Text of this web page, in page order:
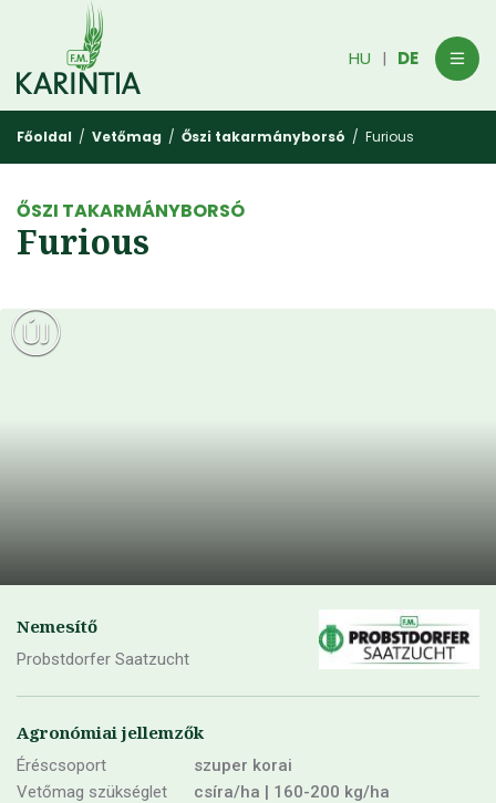
HU | DE
Főoldal / Vetőmag / Őszi takarmányborsó / Furious
ŐSZI TAKARMÁNYBORSÓ
Furious
Nemesítő
Probstdorfer Saatzucht
Agronómiai jellemzők
Éréscsoport
szuper korai
Vetőmag szükséglet
csíra/ha | 160-200 kg/ha